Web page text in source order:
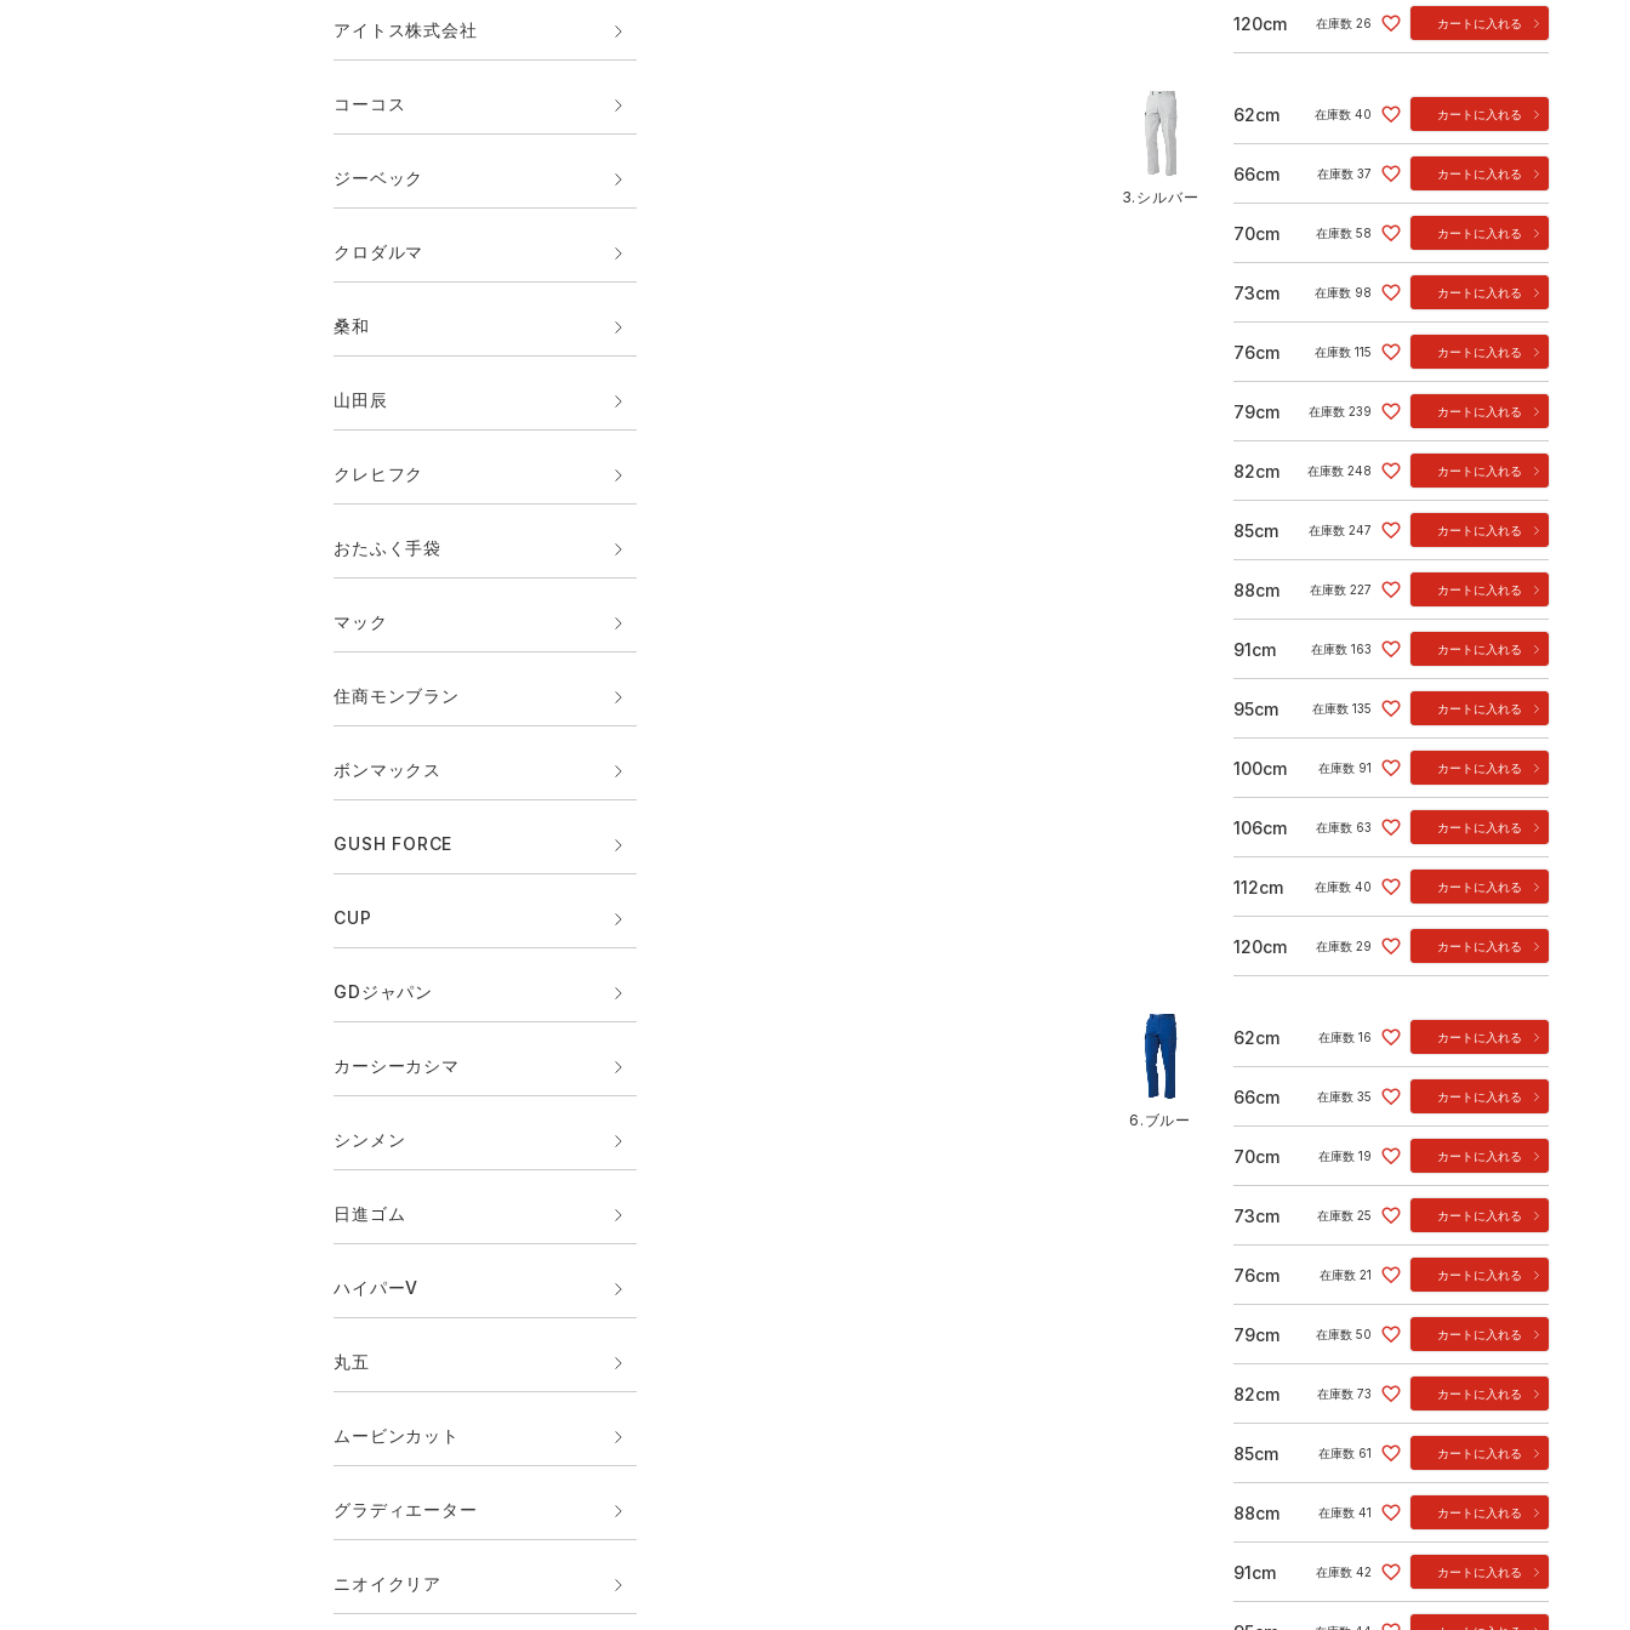
アイトス株式会社
コーコス
ジーベック
クロダルマ
桑和
山田辰
クレヒフク
おたふく手袋
マック
住商モンブラン
ボンマックス
GUSH FORCE
CUP
GDジャパン
カーシーカシマ
シンメン
日進ゴム
ハイパーV
丸五
ムービンカット
グラディエーター
ニオイクリア
120cm 在庫数 26 カートに入れる
3.シルバー
62cm 在庫数 40 カートに入れる
66cm 在庫数 37 カートに入れる
70cm 在庫数 58 カートに入れる
73cm 在庫数 98 カートに入れる
76cm 在庫数 115 カートに入れる
79cm 在庫数 239 カートに入れる
82cm 在庫数 248 カートに入れる
85cm 在庫数 247 カートに入れる
88cm 在庫数 227 カートに入れる
91cm 在庫数 163 カートに入れる
95cm 在庫数 135 カートに入れる
100cm 在庫数 91 カートに入れる
106cm 在庫数 63 カートに入れる
112cm 在庫数 40 カートに入れる
120cm 在庫数 29 カートに入れる
6.ブルー
62cm 在庫数 16 カートに入れる
66cm 在庫数 35 カートに入れる
70cm 在庫数 19 カートに入れる
73cm 在庫数 25 カートに入れる
76cm 在庫数 21 カートに入れる
79cm 在庫数 50 カートに入れる
82cm 在庫数 73 カートに入れる
85cm 在庫数 61 カートに入れる
88cm 在庫数 41 カートに入れる
91cm 在庫数 42 カートに入れる